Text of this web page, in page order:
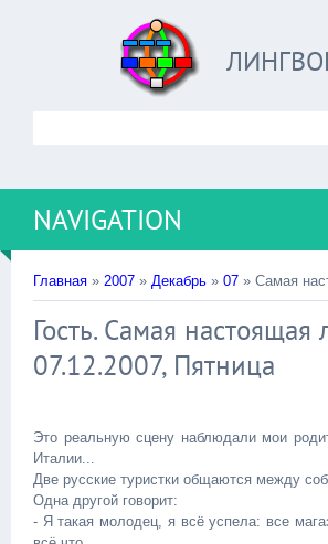
NAVIGATION
Главная » 2007 » Декабрь » 07 » Самая
Гость. Самая настоящая
07.12.2007, Пятница
Это реальную сцену наблюдали мои
Италии...
Две русские туристки общаются между
Одна другой говорит:
- Я такая молодец, я всё успела: все